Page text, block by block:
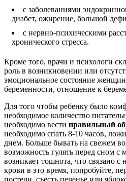
с заболеваниями
диабет, ожирение, большой
с нервно-психическими
хронического стресса.
Кроме того, врачи и психологи
роль в возникновении или
эмоциональное состояние
беременности, отношение к
Для того чтобы ребенку было
необходимое количество
необходимо вести правильный
необходимо спать 8-10 часов,
днем. Больше бывать на свежем
возможность гулять перед сном
возникает тошнота, что связано с
крови в это время, попробуйте,
постели, съесть печенье или